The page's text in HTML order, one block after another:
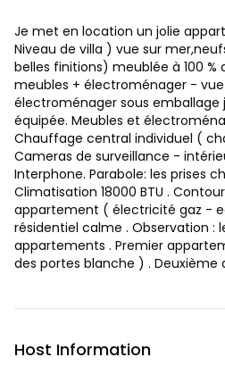
Je met en location un jolie
Niveau de villa ) vue sur
belles finitions) meublée à 100
meubles + électroménager -
électroménager sous emballage
équipée. Meubles et
Chauffage central individuel (
Cameras de surveillance -
Interphone. Parabole: les prises
Climatisation 18000 BTU .
appartement ( électricité gaz -
résidentiel calme . Observation :
appartements . Premier
des portes blanche ) .
Host Information